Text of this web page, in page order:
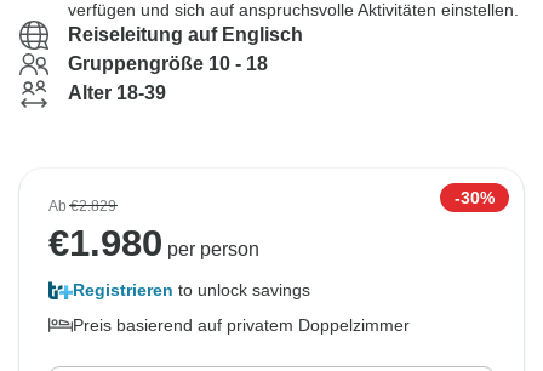
verfügen und sich auf anspruchsvolle Aktivitäten einstellen.
Reiseleitung auf Englisch
Gruppengröße 10 - 18
Alter 18-39
Ab€2.829 -30%
€1.980 per person
Registrieren to unlock savings
Preis basierend auf privatem Doppelzimmer